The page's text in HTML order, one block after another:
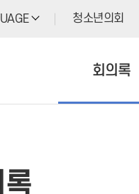
청소년의회
회의록